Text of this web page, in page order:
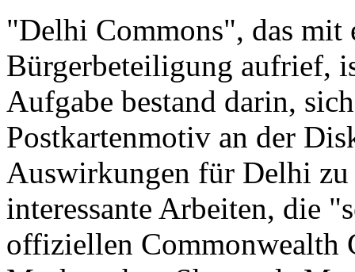
"Delhi Commons", das mit
Bürgerbeteiligung aufrief,
Aufgabe bestand darin,
Postkartenmotiv an der
Auswirkungen für Delhi
interessante Arbeiten, die
offiziellen Commonwealth